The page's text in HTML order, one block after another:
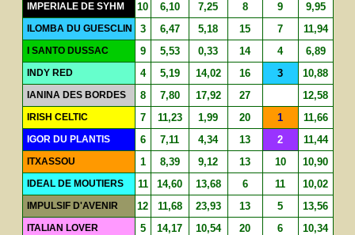
IMPERIALE DE SYHM 10 6,10 7,25 8 9 9,95
ILOMBA DU GUESCLIN 3 6,47 5,18 15 7 11,94
I SANTO DUSSAC 9 5,53 0,33 14 4 6,89
INDY RED 4 5,19 14,02 16 3 10,88
IANINA DES BORDES 8 7,80 17,92 27 12,58
IRISH CELTIC 7 11,23 1,99 20 1 11,66
IGOR DU PLANTIS 6 7,11 4,34 13 2 11,44
ITXASSOU 1 8,39 9,12 13 10 10,90
IDEAL DE MOUTIERS 11 14,60 13,68 6 11 10,02
IMPULSIF D'AVENIR 12 11,68 23,93 13 5 13,56
ITALIAN LOVER 5 14,17 10,54 20 6 10,34